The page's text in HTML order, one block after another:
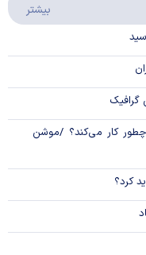
بیشتر
گرافیک
کار می‌کند؟ /موشن
کرد؟